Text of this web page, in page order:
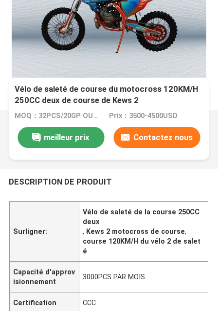
Vélo de saleté de course du motocross 120KM/H
250CC deux de course de Kews 2
MOQ：32PCS/20GP OU 105PCS/40HC Prix：3500-4500USD
meilleur prix Contactez nous
DESCRIPTION DE PRODUIT
Surligner:
Vélo de saleté de la course 250CC
deux
, Kews 2 motocross de course,
course 120KM/H du vélo 2 de salet
é
Capacité d'approv
isionnement
3000PCS PAR MOIS
Certification CCC